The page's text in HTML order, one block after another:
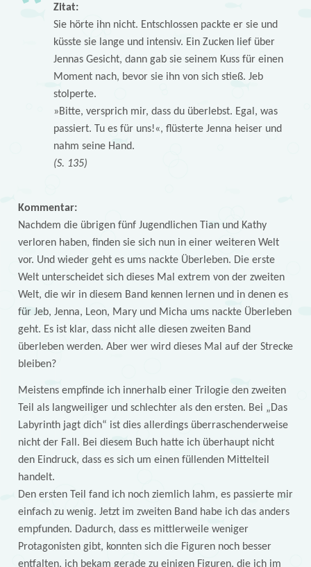
Zitat:
Sie hörte ihn nicht. Entschlossen packte er sie und
küsste sie lange und intensiv. Ein Zucken lief über
Jennas Gesicht, dann gab sie seinem Kuss für einen
Moment nach, bevor sie ihn von sich stieß. Jeb
stolperte.
»Bitte, versprich mir, dass du überlebst. Egal, was
passiert. Tu es für uns!«, flüsterte Jenna heiser und
nahm seine Hand.
(S. 135)
Kommentar:
Nachdem die übrigen fünf Jugendlichen Tian und Kathy
verloren haben, finden sie sich nun in einer weiteren Welt
vor. Und wieder geht es ums nackte Überleben. Die erste
Welt unterscheidet sich dieses Mal extrem von der zweiten
Welt, die wir in diesem Band kennen lernen und in denen es
für Jeb, Jenna, Leon, Mary und Micha ums nackte Überleben
geht. Es ist klar, dass nicht alle diesen zweiten Band
überleben werden. Aber wer wird dieses Mal auf der Strecke
bleiben?
Meistens empfinde ich innerhalb einer Trilogie den zweiten
Teil als langweiliger und schlechter als den ersten. Bei „Das
Labyrinth jagt dich“ ist dies allerdings überraschenderweise
nicht der Fall. Bei diesem Buch hatte ich überhaupt nicht
den Eindruck, dass es sich um einen füllenden Mittelteil
handelt.
Den ersten Teil fand ich noch ziemlich lahm, es passierte mir
einfach zu wenig. Jetzt im zweiten Band habe ich das anders
empfunden. Dadurch, dass es mittlerweile weniger
Protagonisten gibt, konnten sich die Figuren noch besser
entfalten, ich bekam gerade zu einigen Figuren, die ich im